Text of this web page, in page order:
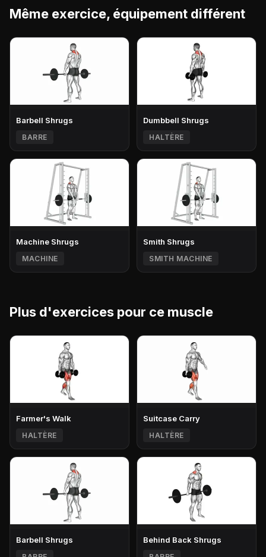
Même exercice, équipement différent
Barbell Shrugs
BARRE
Dumbbell Shrugs
HALTÈRE
Machine Shrugs
MACHINE
Smith Shrugs
SMITH MACHINE
Plus d'exercices pour ce muscle
Farmer's Walk
HALTÈRE
Suitcase Carry
HALTÈRE
Barbell Shrugs Behind Back Shrugs